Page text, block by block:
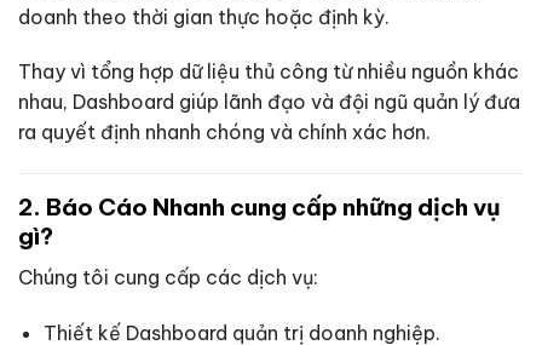
doanh theo thời gian thực hoặc định kỳ.
Thay vì tổng hợp dữ liệu thủ công từ nhiều nguồn khác
nhau, Dashboard giúp lãnh đạo và đội ngũ quản lý đưa
ra quyết định nhanh chóng và chính xác hơn.
2. Báo Cáo Nhanh cung cấp những dịch vụ
gì?
Chúng tôi cung cấp các dịch vụ:
Thiết kế Dashboard quản trị doanh nghiệp.